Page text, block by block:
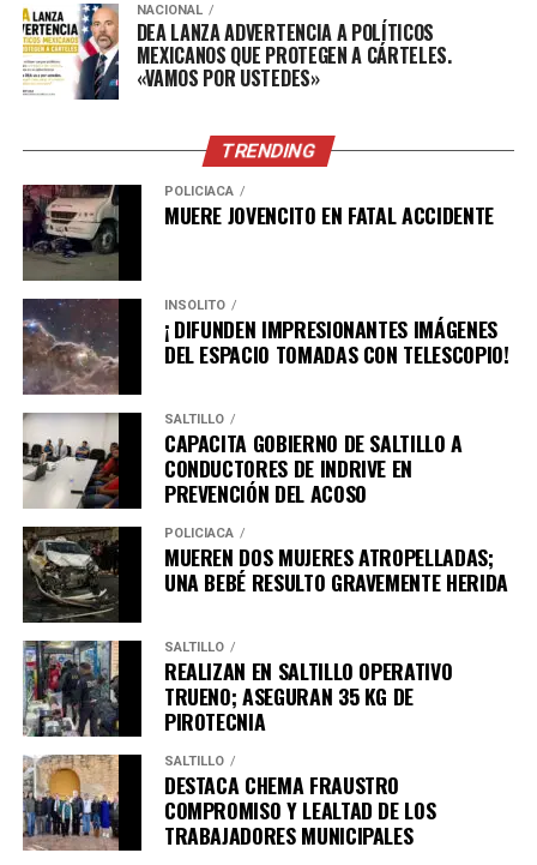
NACIONAL
DEA LANZA ADVERTENCIA A POLÍTICOS
MEXICANOS QUE PROTEGEN A CÁRTELES.
«VAMOS POR USTEDES»
TRENDING
POLICÍACA
MUERE JOVENCITO EN FATAL ACCIDENTE
INSÓLITO
¡ DIFUNDEN IMPRESIONANTES IMÁGENES
DEL ESPACIO TOMADAS CON TELESCOPIO!
SALTILLO
CAPACITA GOBIERNO DE SALTILLO A
CONDUCTORES DE INDRIVE EN
PREVENCIÓN DEL ACOSO
POLICÍACA
MUEREN DOS MUJERES ATROPELLADAS;
UNA BEBÉ RESULTO GRAVEMENTE HERIDA
SALTILLO
REALIZAN EN SALTILLO OPERATIVO
TRUENO; ASEGURAN 35 KG DE
PIROTECNIA
SALTILLO
DESTACA CHEMA FRAUSTRO
COMPROMISO Y LEALTAD DE LOS
TRABAJADORES MUNICIPALES